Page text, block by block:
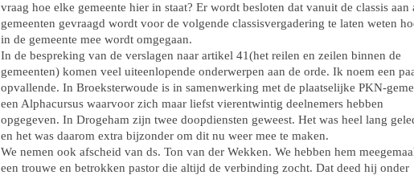
vraag hoe elke gemeente hier in staat? Er wordt besloten dat vanuit de classis aan
gemeenten gevraagd wordt voor de volgende classisvergadering te laten weten
in de gemeente mee wordt omgegaan.
In de bespreking van de verslagen naar artikel 41(het reilen en zeilen binnen de
gemeenten) komen veel uiteenlopende onderwerpen aan de orde. Ik noem een
opvallende. In Broeksterwoude is in samenwerking met de plaatselijke PKN-
een Alphacursus waarvoor zich maar liefst vierentwintig deelnemers hebben
opgegeven. In Drogeham zijn twee doopdiensten geweest. Het was heel lang
en het was daarom extra bijzonder om dit nu weer mee te maken.
We nemen ook afscheid van ds. Ton van der Wekken. We hebben hem
een trouwe en betrokken pastor die altijd de verbinding zocht. Dat deed hij onder